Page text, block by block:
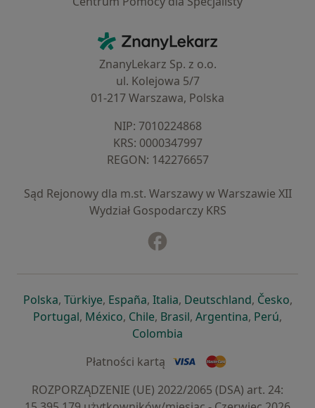
ZnanyLekarz - Strona główna
ZnanyLekarz Sp. z o.o.
ul. Kolejowa 5/7
01-217 Warszawa, Polska
NIP: ⁠7010224868
KRS: ⁠0000347997
REGON: ⁠142276657
Sąd Rejonowy dla m.st. Warszawy w Warszawie XII
Wydział Gospodarczy KRS
Polskaotwiera się w nowej karcie
, Türkiyeotwiera się w nowej karcie
, Españaotwiera się w nowej karcie
, Italiaotwiera się w nowej
, Deutschlandotwiera się
, Česko,
Portugalotwiera się w nowej karcie
, Méxicootwiera się w nowej karcie
, Chileotwiera się w nowej karcie
, Brasilotwiera się w nowej
, Argentinaotwiera się
, Perú,
Colombia
Płatności kartą
ROZPORZĄDZENIE (UE) 2022/2065 (DSA) art. 24: